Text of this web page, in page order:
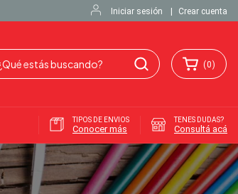
Iniciar sesión Crear cuenta
(0)
TIPOS DE ENVIOS
Conocer más
TENES DUDAS?
Consultá acá